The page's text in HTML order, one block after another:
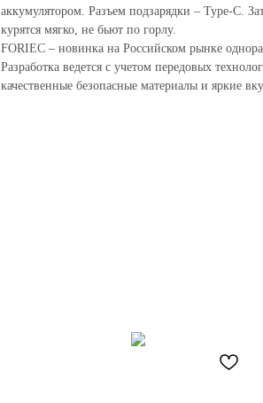
аккумулятором. Разъем подзарядки – Type-C.
курятся мягко, не бьют по горлу.
FORIEC – новинка на Российском рынке
Разработка ведется с учетом передовых
качественные безопасные материалы и яркие